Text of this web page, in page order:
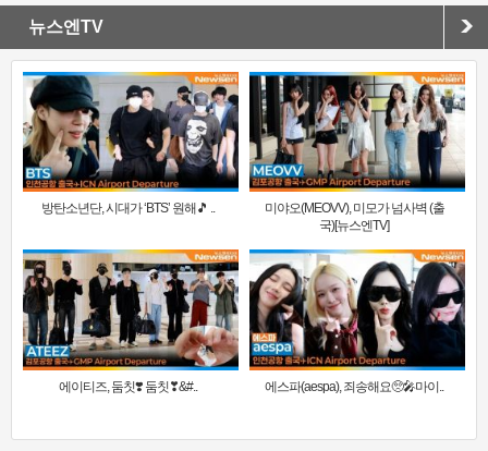
뉴스엔TV
방탄소년단, 시대가 ‘BTS’ 원해🎵 ..
미야오(MEOVV), 미모가 넘사벽 (출
국)[뉴스엔TV]
에이티즈, 둠칫❣️ 둠칫❣&#.. 에스파(aespa), 죄송해요🥺🎤마이..